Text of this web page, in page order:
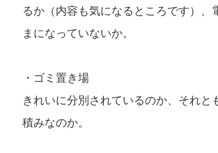
るか（内容も気になるところです）、
まになっていないか。
・ゴミ置き場
きれいに分別されているのか、それと
積みなのか。